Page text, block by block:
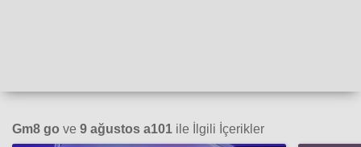
Gm8 go ve 9 ağustos a101 ile İlgili İçerikler